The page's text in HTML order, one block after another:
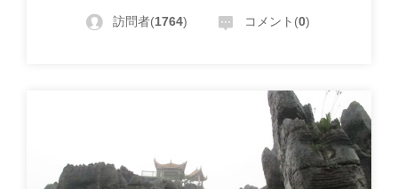
訪問者(1764) コメント(0)